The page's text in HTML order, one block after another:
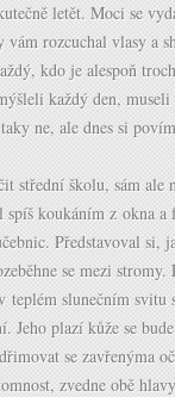
letět. Moci se
rozcuchal vlasy a
kdo je alespoň
každý den,
ne, ale dnes si
střední školu, sám ale
koukáním z okna a
Představoval si,
se mezi
teplém slunečním svitu
Jeho plazí kůže se
se zavřenýma
zvedne obě